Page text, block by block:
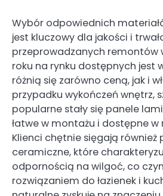
Wybór odpowiednich
jest kluczowy dla jakości i
przeprowadzanych remontów
roku na rynku dostępnych jest
różnią się zarówno ceną, jak i
przypadku wykończeń wnętrz,
popularne stały się panele
łatwe w montażu i dostępne w
Klienci chętnie sięgają również
ceramiczne, które
odpornością na wilgoć, co
rozwiązaniem do łazienek i